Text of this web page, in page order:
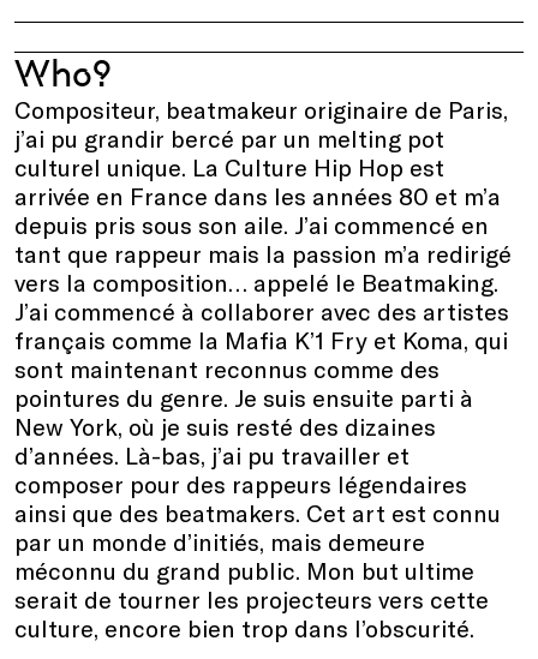
Who?
Compositeur, beatmakeur originaire de Paris,
j’ai pu grandir bercé par un melting pot
culturel unique. La Culture Hip Hop est
arrivée en France dans les années 80 et m’a
depuis pris sous son aile. J’ai commencé en
tant que rappeur mais la passion m’a redirigé
vers la composition… appelé le Beatmaking.
J’ai commencé à collaborer avec des artistes
français comme la Mafia K’1 Fry et Koma, qui
sont maintenant reconnus comme des
pointures du genre. Je suis ensuite parti à
New York, où je suis resté des dizaines
d’années. Là-bas, j’ai pu travailler et
composer pour des rappeurs légendaires
ainsi que des beatmakers. Cet art est connu
par un monde d’initiés, mais demeure
méconnu du grand public. Mon but ultime
serait de tourner les projecteurs vers cette
culture, encore bien trop dans l’obscurité.